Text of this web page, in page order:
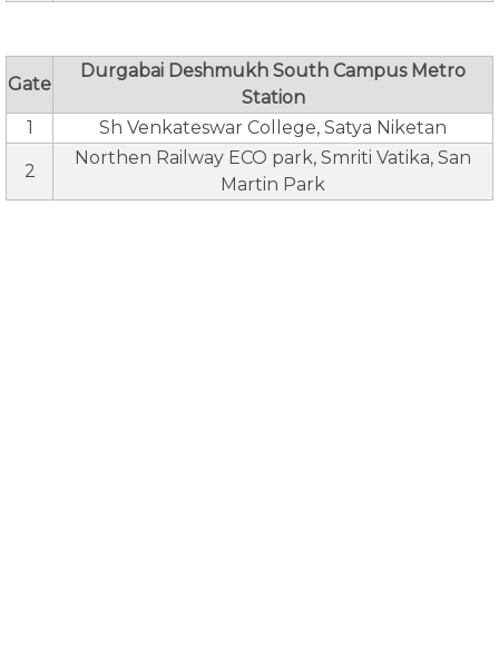
Gate
Durgabai Deshmukh South Campus Metro
Station
1
Sh Venkateswar College, Satya Niketan
2
Northen Railway ECO park, Smriti Vatika, San
Martin Park